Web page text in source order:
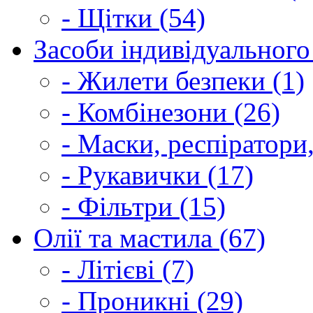
- Щітки (54)
Засоби
- Жилети безпеки (1)
- Комбінезони (26)
- Маски,
- Рукавички (17)
- Фільтри (15)
Олії та мастила (67)
- Літієві (7)
- Проникні (29)